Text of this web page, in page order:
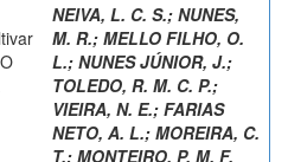
NEIVA, L. C. S.; NUNES,
M. R.; MELLO FILHO, O.
L.; NUNES JÚNIOR, J.;
TOLEDO, R. M. C. P.;
VIEIRA, N. E.; FARIAS
NETO, A. L.; MOREIRA, C.
T.; MONTEIRO, P. M. F.